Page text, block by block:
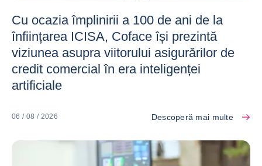
Cu ocazia împlinirii a 100 de ani de la
înființarea ICISA, Coface își prezintă
viziunea asupra viitorului asigurărilor de
credit comercial în era inteligenței
artificiale
06 / 08 / 2026 Descoperă mai multe